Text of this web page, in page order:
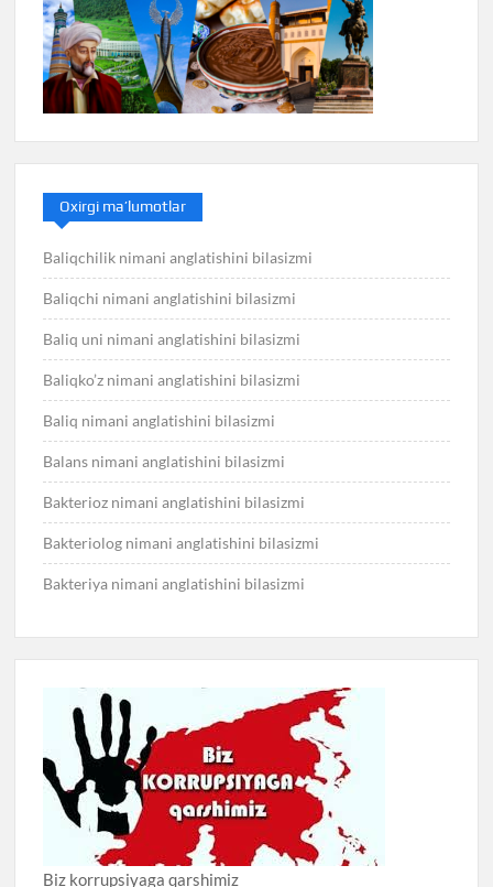
Oxirgi ma’lumotlar
Baliqchilik nimani anglatishini bilasizmi
Baliqchi nimani anglatishini bilasizmi
Baliq uni nimani anglatishini bilasizmi
Baliqko’z nimani anglatishini bilasizmi
Baliq nimani anglatishini bilasizmi
Balans nimani anglatishini bilasizmi
Bakterioz nimani anglatishini bilasizmi
Bakteriolog nimani anglatishini bilasizmi
Bakteriya nimani anglatishini bilasizmi
Biz korrupsiyaga qarshimiz